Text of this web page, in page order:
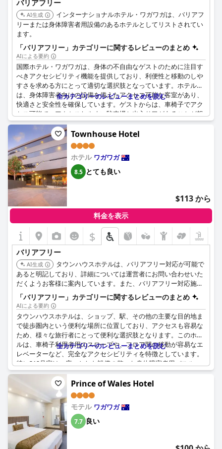
バリアフリー
AI生成
インターナショナルホテル・ワガワガは、バリアフ
リーまたは身体障害者用設備のあるホテルとしてリストされてい
ます。
「バリアフリー」カテゴリーに関するレビューのまとめ
AIによる要約
国際ホテル・ワガワガは、身体の不自由なゲストのために注目す
べきアクセシビリティ機能を提供しており、利便性と移動のしや
すさを求める方にとって適切な選択肢となっています。ホテルに
は、身体障害者向けの設備を備えたアクセス可能な客室があり、
快適さと安全性を確保しています。ゲストからは、車椅子でアク
セス可能で、アクセスしやすい駐車場と出入り口があることが報
告されています。
ただし、改善の余地があるいくつかの点が指摘されています。ア
クセス可能な客室はありますが、これらの客室内の安全機能は強
化される可能性があります。たとえば、シャワーブースに安全レ
ールがないことや、身体障害者用シャワーにもっと手すりが必要
であることは、懸念事項として強調されています。さらに、滑り
やすい床や便座の緩みなど、いくつかの設計上の側面も、安全性
をさらに向上させるために注意が必要です。
これらの点にもかかわらず、全体的なフィードバックは、国際ホ
テル・ワガワガがアクセス可能な宿泊施設の提供に尽力してお
り、身体の不自由なゲストにとって実行可能な選択肢となってい
ることを示しています。アップグレードされた車椅子対応の客室
にある広いバスルームと、施設全体の簡単なアクセスは、この取
り組みを強調しています。
全カテゴリーのレビューまとめを読む
Townhouse Hotel
ホテル ワガワガ
8.5 とても良い
$113 から
料金を表示
$
バリアフリー
AI生成
タウンハウスホテルは、バリアフリー対応が可能で
あると明記しており、詳細については運営者にお問い合わせいた
だくようお客様に案内しています。また、バリアフリー対応施設
としても掲載されています。
「バリアフリー」カテゴリーに関するレビューのまとめ
AIによる要約
タウンハウスホテルは、ショップ、駅、その他の主要な目的地ま
で徒歩圏内という便利な場所に位置しており、アクセスも容易な
ため、様々な旅行者にとって便利な選択肢となります。このホテ
ルは、車椅子利用者用のスロープや、フロア間の移動が容易なエ
レベーターなど、完全なアクセシビリティを特徴としています。
特に312号室は、広々とした設備の整った身体障害者用バスルー
ムがあり、車椅子での利用が可能であると、アクセシブルな客室
がゲストから高く評価されています。
建物自体が完全にアクセス可能であり、ハンディキャップのある
お客様にも快適にお過ごしいただけます。このホテルは、清潔で
必要なアメニティがすべて備わった客室を備えており、宿泊やビ
ジネス旅行者にも適しています。さらに、シャワーの設備が良い
と評価されていますが、シャワーの時間が短いという意見もあり
全カテゴリーのレビューまとめを読む
Prince of Wales Hotel
モテル ワガワガ
7.7 良い